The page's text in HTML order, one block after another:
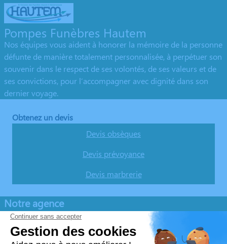
Pompes Funèbres Hautem
Nos équipes vous aident à honorer la mémoire de la personne
défunte de manière totalement personnalisée, à perpétuer son
souvenir dans le respect de ses volontés, de ses valeurs et de
ses convictions, pour l’accompagner avec dignité dans son
dernier voyage.
Obtenez un devis
Devis obsèques
Devis prévoyance
Devis marbrerie
Notre agence
Pompes Funèbres HAUTEM
03 26 97 91 25